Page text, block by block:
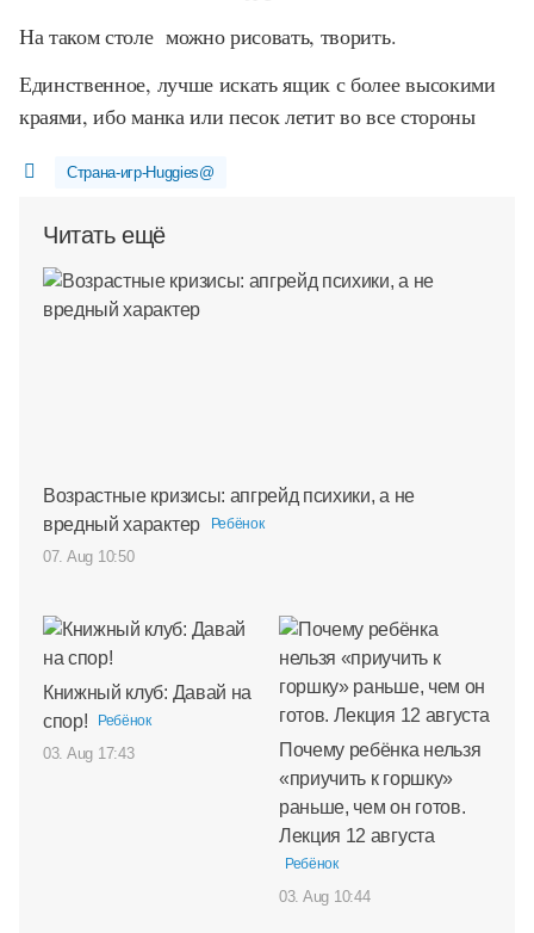
На таком столе можно рисовать, творить.
Единственное, лучше искать ящик с более высокими
краями, ибо манка или песок летит во все стороны
Страна-игр-Huggies@
Читать ещё
Возрастные кризисы: апгрейд психики, а не
вредный характер
Ребёнок
07. Aug 10:50
Книжный клуб: Давай на
спор!
Ребёнок
03. Aug 17:43
Почему ребёнка нельзя
«приучить к горшку»
раньше, чем он готов.
Лекция 12 августа
Ребёнок
03. Aug 10:44